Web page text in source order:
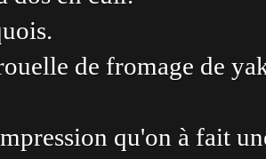
de fromage de
qu'on à fait